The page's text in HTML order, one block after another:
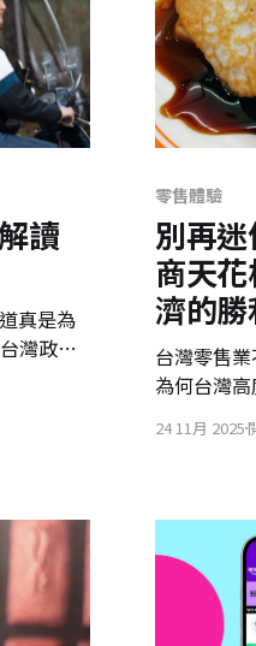
讀
真是為
灣政府
接搶奪
零售體驗
別再
商天
濟的勝
台灣零售
為何台灣
商，並透
證「體驗經
24 11月 2025